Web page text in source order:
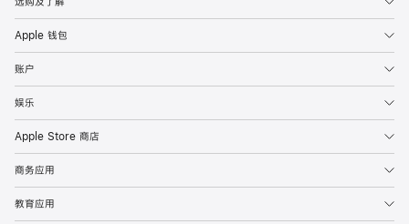
Apple 钱包
账户
娱乐
Apple Store 商店
商务应用
教育应用